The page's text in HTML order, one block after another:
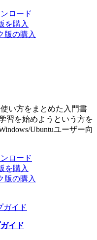
ロード
を購入
版の購入
い方をまとめた入門書
習を始めようという方を
Ubuntuユーザー向
ロード
を購入
版の購入
イド